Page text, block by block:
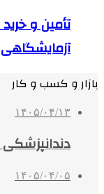
تأمین و
بازار و کسب و کار
۱۴۰۵/۰۴/۱۳
۱۴۰۵/۰۴/۰۵